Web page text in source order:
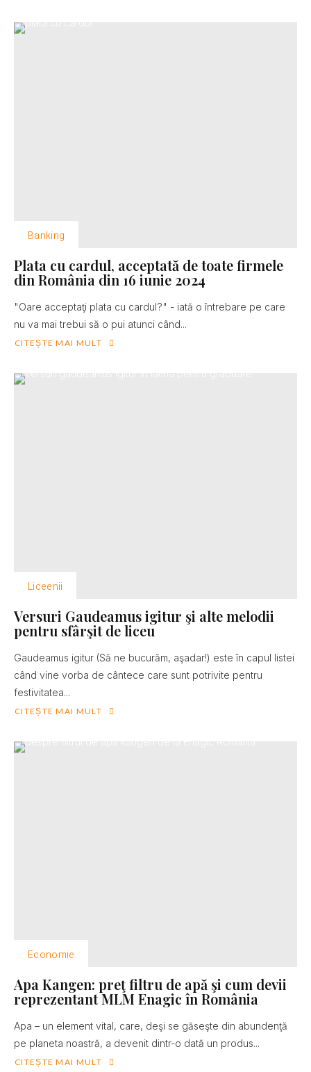
Banking
Plata cu cardul, acceptată de toate firmele
din România din 16 iunie 2024
"Oare acceptaţi plata cu cardul?" - iată o întrebare pe care
nu va mai trebui să o pui atunci când...
CITEȘTE MAI MULT
Liceenii
Versuri Gaudeamus igitur şi alte melodii
pentru sfârşit de liceu
Gaudeamus igitur (Să ne bucurăm, aşadar!) este în capul listei
când vine vorba de cântece care sunt potrivite pentru
festivitatea...
CITEȘTE MAI MULT
Economie
Apa Kangen: preţ filtru de apă şi cum devii
reprezentant MLM Enagic în România
Apa – un element vital, care, deşi se găseşte din abundenţă
pe planeta noastră, a devenit dintr-o dată un produs...
CITEȘTE MAI MULT